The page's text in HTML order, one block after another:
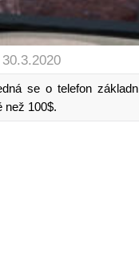
se o telefon
než 100$.